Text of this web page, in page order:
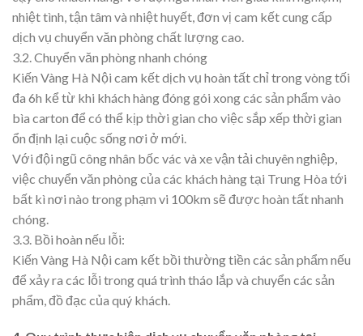
nhiệt tình, tận tâm và nhiệt huyết, đơn vị cam kết cung cấp
dịch vụ chuyển văn phòng chất lượng cao.
3.2. Chuyển văn phòng nhanh chóng
Kiến Vàng Hà Nội cam kết dịch vụ hoàn tất chỉ trong vòng tối
đa 6h kể từ khi khách hàng đóng gói xong các sản phẩm vào
bìa carton để có thể kịp thời gian cho việc sắp xếp thời gian
ổn định lại cuộc sống nơi ở mới.
Với đội ngũ công nhân bốc vác và xe vận tải chuyên nghiệp,
việc chuyển văn phòng của các khách hàng tại Trung Hòa tới
bất kì nơi nào trong phạm vi 100km sẽ được hoàn tất nhanh
chóng.
3.3. Bồi hoàn nếu lỗi:
Kiến Vàng Hà Nội cam kết bồi thường tiền các sản phẩm nếu
để xảy ra các lỗi trong quá trình tháo lắp và chuyển các sản
phẩm, đồ đạc của quý khách.